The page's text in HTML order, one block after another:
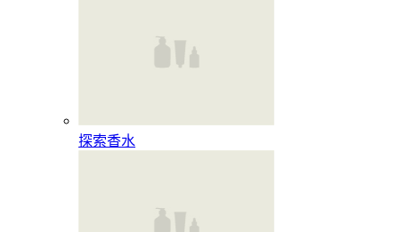
探索香水​